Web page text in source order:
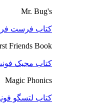
Mr. Bug's
کتاب فرست
Friends Book
کتاب مجیک
Magic Phonics
کتاب لتسگو